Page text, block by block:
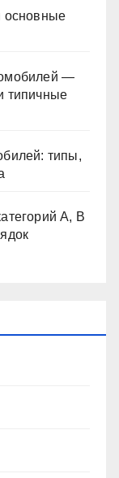
основные
—
типичные
типы,
A, B